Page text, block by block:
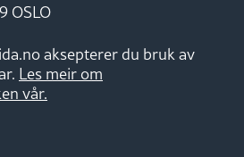
OSLO
aksepterer du bruk av
Les meir om
vår.